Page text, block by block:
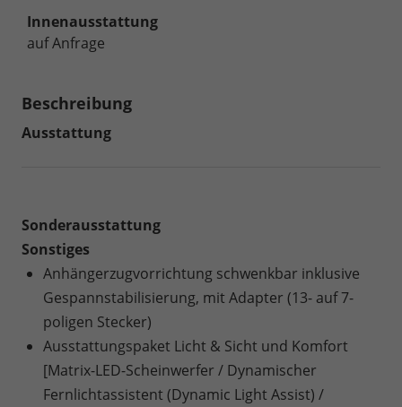
Innenausstattung
auf Anfrage
Beschreibung
Ausstattung
Sonderausstattung
Sonstiges
Anhängerzugvorrichtung schwenkbar inklusive
Gespannstabilisierung, mit Adapter (13- auf 7-
poligen Stecker)
Ausstattungspaket Licht & Sicht und Komfort
[Matrix-LED-Scheinwerfer / Dynamischer
Fernlichtassistent (Dynamic Light Assist) /